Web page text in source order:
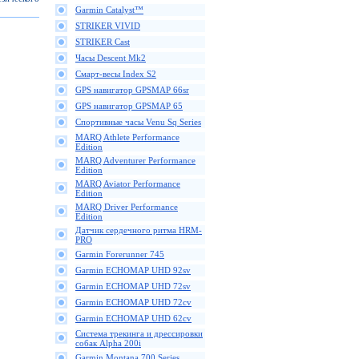
Garmin Catalyst™
STRIKER VIVID
STRIKER Cast
Часы Descent Mk2
Смарт-весы Index S2
GPS навигатор GPSMAP 66sr
GPS навигатор GPSMAP 65
Спортивные часы Venu Sq Series
MARQ Athlete Performance
Edition
MARQ Adventurer Performance
Edition
MARQ Aviator Performance
Edition
MARQ Driver Performance
Edition
Датчик сердечного ритма HRM-
PRO
Garmin Forerunner 745
Garmin ECHOMAP UHD 92sv
Garmin ECHOMAP UHD 72sv
Garmin ECHOMAP UHD 72cv
Garmin ECHOMAP UHD 62cv
Cистема трекинга и дрессировки
собак Alpha 200i